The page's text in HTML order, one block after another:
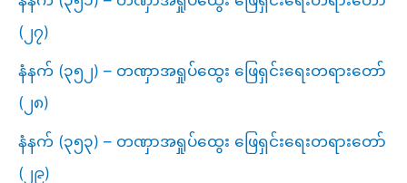
(၂၇)
နံနက် (၃၅၂) – တဏှာအရှုပ်ထွေး ဖြေရှင်းရေးတရားတော်
(၂၈)
နံနက် (၃၅၃) – တဏှာအရှုပ်ထွေး ဖြေရှင်းရေးတရားတော်
(၂၉)